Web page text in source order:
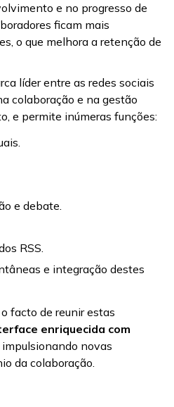
e no progresso de
ficam mais
o que melhora a retenção de
líder entre as redes sociais
colaboração e na gestão
e permite inúmeras funções:
e debate.
RSS.
e integração destes
facto de reunir estas
enriquecida com
novas
da colaboração.